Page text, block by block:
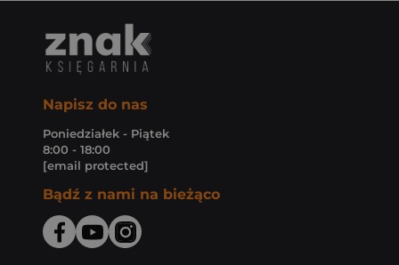
Napisz do nas
Poniedziałek - Piątek
8:00 - 18:00
[email protected]
Bądź z nami na bieżąco